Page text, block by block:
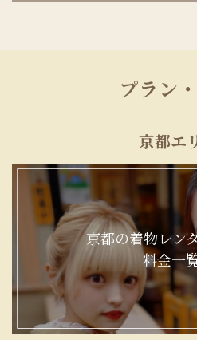
プラン
京都エ
京都の着物レン
料金一